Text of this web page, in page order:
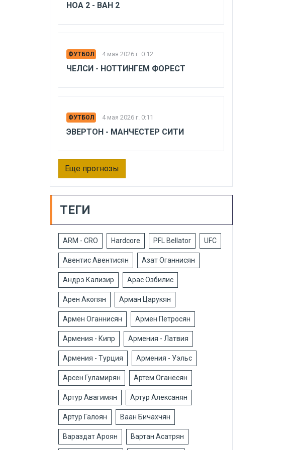
НОА 2 - ВАН 2
ФУТБОЛ 4 мая 2026 г. 0:12
ЧЕЛСИ - НОТТИНГЕМ ФОРЕСТ
ФУТБОЛ 4 мая 2026 г. 0:11
ЭВЕРТОН - МАНЧЕСТЕР СИТИ
Еще прогнозы
ТЕГИ
ARM - CRO Hardcore PFL Bellator UFC
Авентис Авентисян Азат Оганнисян
Андрэ Кализир Арас Озбилис
Арен Акопян Арман Царукян
Армен Оганнисян Армен Петросян
Армения - Кипр Армения - Латвия
Армения - Турция Армения - Уэльс
Арсен Гуламирян Артем Оганесян
Артур Авагимян Артур Алексанян
Артур Галоян Ваан Бичахчян
Вараздат Ароян Вартан Асатрян